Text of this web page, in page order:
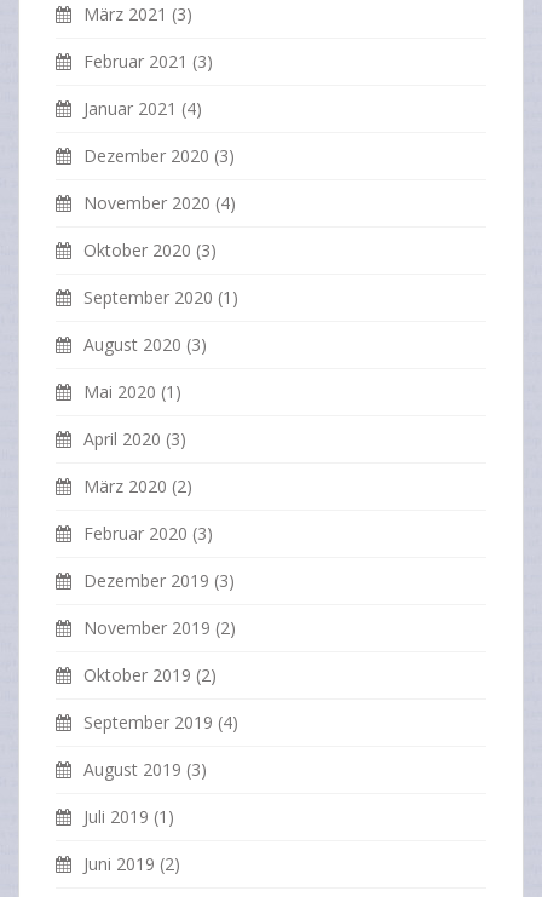
März 2021 (3)
Februar 2021 (3)
Januar 2021 (4)
Dezember 2020 (3)
November 2020 (4)
Oktober 2020 (3)
September 2020 (1)
August 2020 (3)
Mai 2020 (1)
April 2020 (3)
März 2020 (2)
Februar 2020 (3)
Dezember 2019 (3)
November 2019 (2)
Oktober 2019 (2)
September 2019 (4)
August 2019 (3)
Juli 2019 (1)
Juni 2019 (2)